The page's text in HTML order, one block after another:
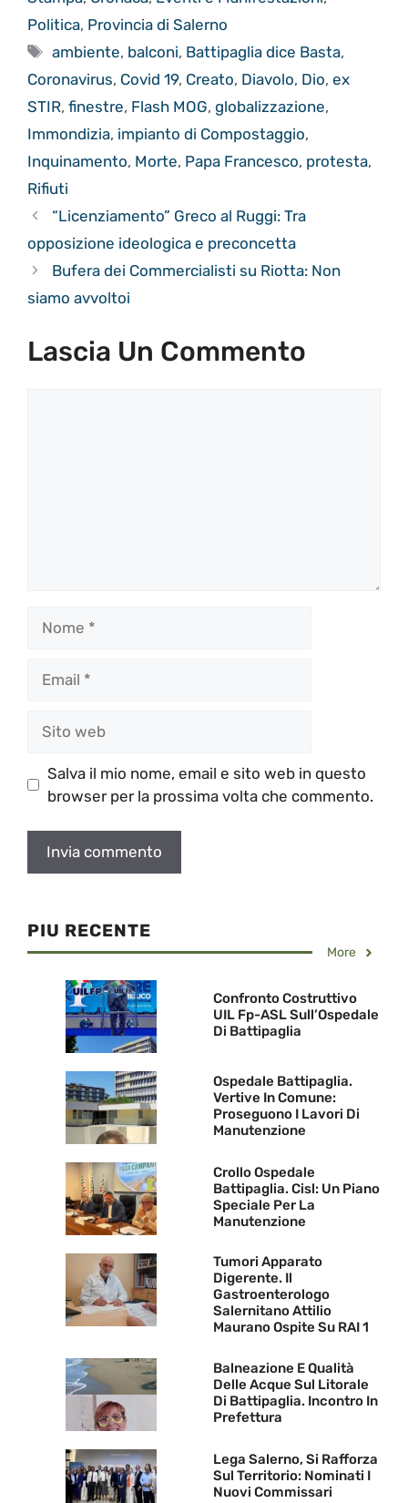
Politica, Provincia di Salerno
Tag
ambiente, balconi, Battipaglia dice Basta,
Coronavirus, Covid 19, Creato, Diavolo, Dio, ex
STIR, finestre, Flash MOG, globalizzazione,
Immondizia, impianto di Compostaggio,
Inquinamento, Morte, Papa Francesco, protesta,
Rifiuti
“Licenziamento” Greco al Ruggi: Tra
opposizione ideologica e preconcetta
Bufera dei Commercialisti su Riotta: Non
siamo avvoltoi
Lascia Un Commento
web
Salva il mio nome, email e sito web in questo
browser per la prossima volta che commento.
PIU RECENTE
More
Confronto Costruttivo
UIL Fp-ASL Sull’Ospedale
Di Battipaglia
Ospedale Battipaglia.
Vertive In Comune:
Proseguono I Lavori Di
Manutenzione
Crollo Ospedale
Battipaglia. Cisl: Un Piano
Speciale Per La
Manutenzione
Tumori Apparato
Digerente. Il
Gastroenterologo
Salernitano Attilio
Maurano Ospite Su RAI 1
Balneazione E Qualità
Delle Acque Sul Litorale
Di Battipaglia. Incontro In
Prefettura
Lega Salerno, Si Rafforza
Sul Territorio: Nominati I
Nuovi Commissari